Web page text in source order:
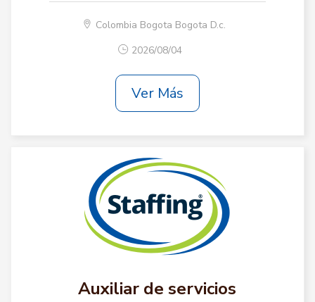
Colombia Bogota Bogota D.c.
2026/08/04
Ver Más
Auxiliar de servicios